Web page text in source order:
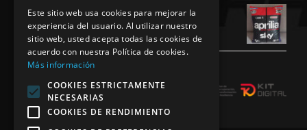
Cojin Personalizado Aprilia Racing
45,00€
Este sitio web usa cookies para mejorar la
experiencia del usuario. Al utilizar nuestro
sitio web, usted acepta todas las cookies de
acuerdo con nuestra Política de cookies.
Más información
COOKIES ESTRICTAMENTE
NECESARIAS
COOKIES DE RENDIMIENTO